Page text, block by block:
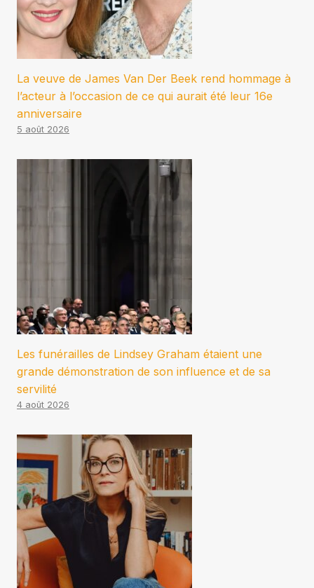
La veuve de James Van Der Beek rend hommage à
l’acteur à l’occasion de ce qui aurait été leur 16e
anniversaire
5 août 2026
Les funérailles de Lindsey Graham étaient une
grande démonstration de son influence et de sa
servilité
4 août 2026